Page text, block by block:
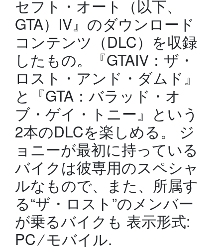
セフト・オート（以下、
GTA）IV』のダウンロード
コンテンツ（DLC）を収録
したもの。『GTAIV：ザ・
ロスト・アンド・ダムド』
と『GTA：バラッド・オ
ブ・ゲイ・トニー』という
2本のDLCを楽しめる。 ジ
ョニーが最初に持っている
バイクは彼専用のスペシャ
ルなもので、また、所属す
る“ザ・ロスト”のメンバー
が乗るバイクも 表示形式:
PC ⁄ モバイル.